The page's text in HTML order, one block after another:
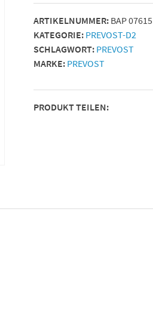
BSPP
=
G
1/4
|
ARTIKELNUMMER: BAP
KATEGORIE: PREVOST-D2
SCHLAGWORT: PREVOST
MARKE: PREVOST
PRODUKT TEILEN: